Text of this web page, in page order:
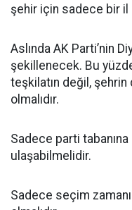
şehir için sadece bir il
Aslında AK Parti’nin
şekillenecek. Bu
teşkilatın değil,
olmalıdır.
Sadece parti
ulaşabilmelidir.
Sadece seçim